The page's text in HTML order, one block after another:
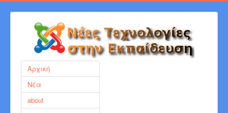
Αρχική
Νέα
about